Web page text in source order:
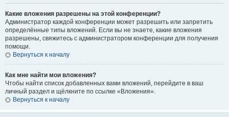
Какие вложения разрешены на этой конференции?
Администратор каждой конференции может разрешить или запретить
определённые типы вложений. Если вы не знаете, какие вложения
разрешены, свяжитесь с администратором конференции для получения
помощи.
Вернуться к началу
Как мне найти мои вложения?
Чтобы найти список добавленных вами вложений, перейдите в ваш
личный раздел и щёлкните по ссылке «Вложения».
Вернуться к началу